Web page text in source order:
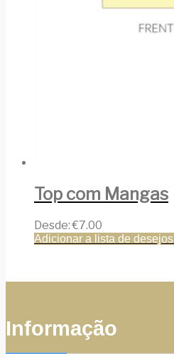
Top com Mangas
Desde:€7.00
Adicionar a lista de desejos
Informação